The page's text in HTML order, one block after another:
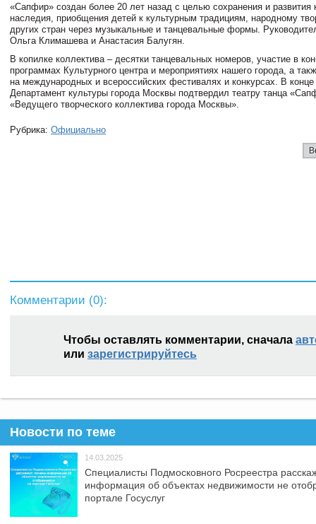
«Сапфир» создан более 20 лет назад с целью сохранения и развития
наследия, приобщения детей к культурным традициям, народному
других стран через музыкальные и танцевальные формы.
Ольга Климашева и Анастасия Балугян.
В копилке коллектива – десятки танцевальных номеров, участие в
программах Культурного центра и мероприятиях нашего города, а
на международных и всероссийских фестивалях и конкурсах. В
Департамент культуры города Москвы подтвердил театру танца
«Ведущего творческого коллектива города Москвы».
Рубрика: Официально
Комментарии (0):
Чтобы оставлять комментарии, сначала
или зарегистрируйтесь
Новости по теме
14.03.2025
Специалисты Подмосковного Росреестра
информация об объектах недвижимости не
портале Госуслуг